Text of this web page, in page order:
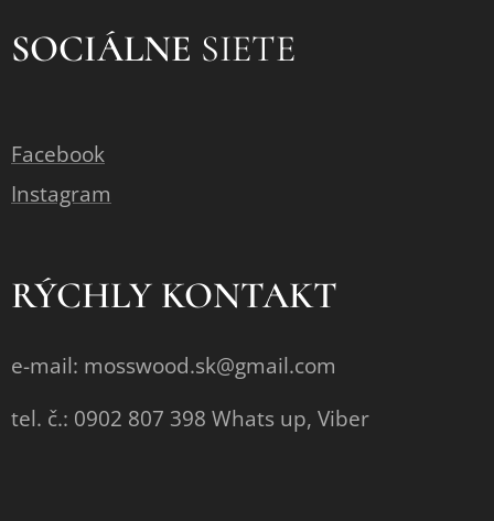
SOCIÁLNE SIETE
Facebook
Instagram
RÝCHLY KONTAKT
e-mail: mosswood.sk@gmail.com
tel. č.: 0902 807 398 Whats up, Viber